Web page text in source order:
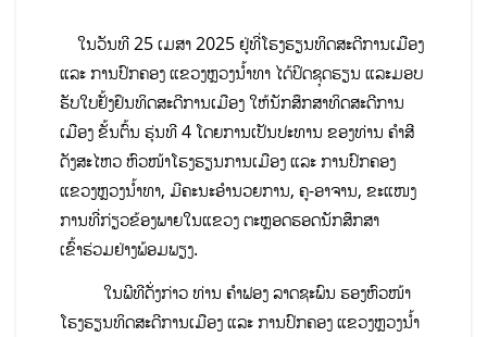
ໃນວັນທີ 25 ເມສາ 2025 ຢູ່ທີ່ໂຮງຮຽນທິດສະດີການເມືອງ
ແລະ ການປົກຄອງ ແຂວງຫຼວງນໍ້າທາ ໄດ້ປິດຊຸດຮຽນ ແລະມອບ
ຮັບໃບຢັ້ງຢຶນທິດສະດີການເມືອງ ໃຫ້ນັກສຶກສາທິດສະດີການ
ເມືອງ ຂັ້ນຕົ້ນ ຮຸ່ນທີ 4 ໂດຍການເປັນປະທານ ຂອງທ່ານ ຄໍາສີ
ດັງສະໄຫວ ຫົວໜ້າໂຮງຮຽນການເມືອງ ແລະ ການປົກຄອງ
ແຂວງຫຼວງນໍ້າທາ, ມີຄະນະອໍານວຍການ, ຄູ-ອາຈານ, ຂະແໜງ
ການທີ່ກ່ຽວຂ້ອງພາຍໃນແຂວງ ຕະຫຼອດຮອດນັກສຶກສາ
ເຂົ້າຮ່ວມຢ່າງພ້ອມພຽງ.
ໃນພີທີດັ່ງກ່າວ ທ່ານ ຄໍາຟອງ ລາດຊະພົນ ຮອງຫົວໜ້າ
ໂຮງຮຽນທິດສະດີການເມືອງ ແລະ ການປົກຄອງ ແຂວງຫຼວງນໍ້າ